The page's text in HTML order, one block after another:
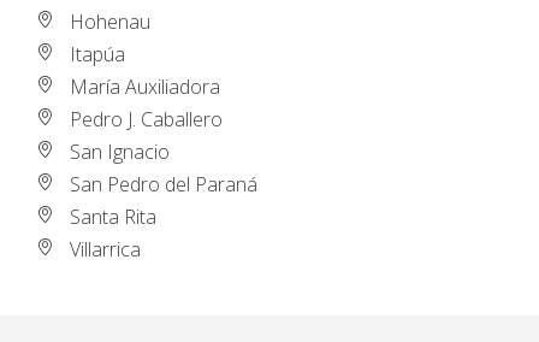
Hohenau
Itapúa
María Auxiliadora
Pedro J. Caballero
San Ignacio
San Pedro del Paraná
Santa Rita
Villarrica